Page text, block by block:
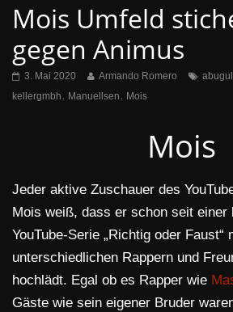
Mois Umfeld
gegen Animus
3. Mai 2020 Armando Romero
kellergmbh, Manuellsen, Mois
Mois
Jeder aktive Zuschauer des
Mois weiß, dass er schon seit einer
YouTube-Serie „Richtig oder Faust“
unterschiedlichen Rappern und
hochlädt. Egal ob es Rapper wie
Gäste wie sein eigener Bruder